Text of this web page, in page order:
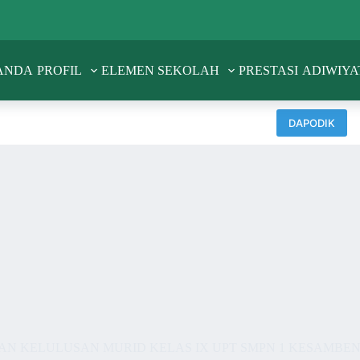
PROFIL ELEMEN SEKOLAH PRESTASI
DAPODIK